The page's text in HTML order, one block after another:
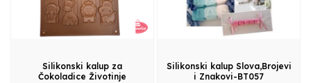
Silikonski kalup za
Čokoladice Životinje
Silikonski kalup Slova,Brojevi
i Znakovi-BT057